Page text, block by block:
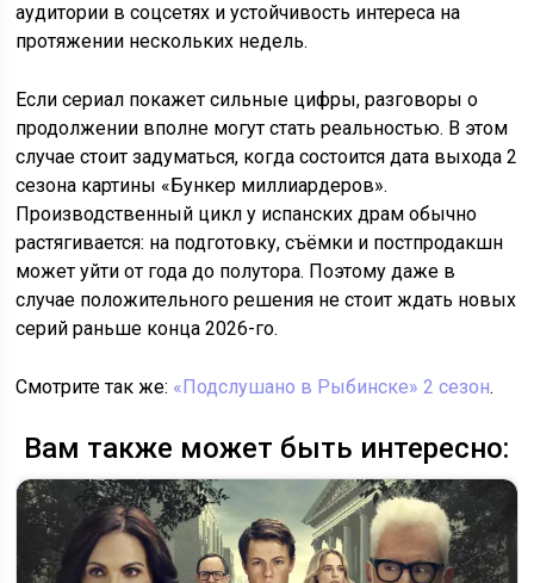
аудитории в соцсетях и устойчивость интереса на
протяжении нескольких недель.
Если сериал покажет сильные цифры, разговоры о
продолжении вполне могут стать реальностью. В этом
случае стоит задуматься, когда состоится дата выхода 2
сезона картины «Бункер миллиардеров».
Производственный цикл у испанских драм обычно
растягивается: на подготовку, съёмки и постпродакшн
может уйти от года до полутора. Поэтому даже в
случае положительного решения не стоит ждать новых
серий раньше конца 2026-го.
Смотрите так же: «Подслушано в Рыбинске» 2 сезон.
Вам также может быть интересно: